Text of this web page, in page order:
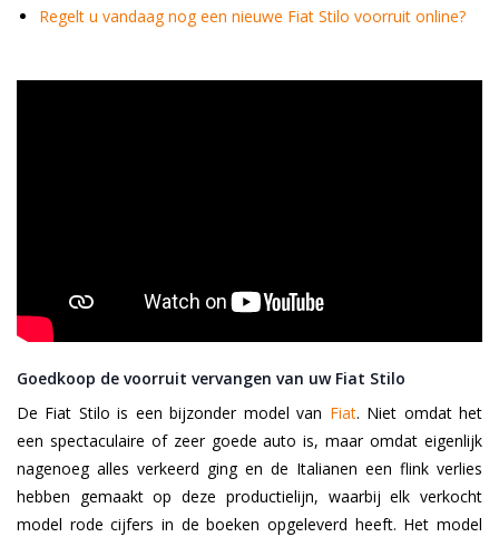
Regelt u vandaag nog een nieuwe Fiat Stilo voorruit online?
Goedkoop de voorruit vervangen van uw Fiat Stilo
De Fiat Stilo is een bijzonder model van Fiat. Niet omdat het
een spectaculaire of zeer goede auto is, maar omdat eigenlijk
nagenoeg alles verkeerd ging en de Italianen een flink verlies
hebben gemaakt op deze productielijn, waarbij elk verkocht
model rode cijfers in de boeken opgeleverd heeft. Het model